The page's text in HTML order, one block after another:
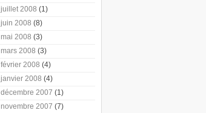
juillet 2008 (1)
juin 2008 (8)
mai 2008 (3)
mars 2008 (3)
février 2008 (4)
janvier 2008 (4)
décembre 2007 (1)
novembre 2007 (7)